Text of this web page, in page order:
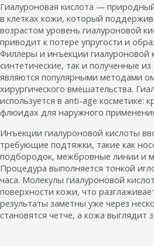
Гиалуроновая кислота —
в клетках кожи, который
возрастом уровень гиалуроновой
приводит к потере упругости и
Филлеры и инъекции гиалуроновой
синтетические, так и полученные
являются популярными методами
хирургического вмешательства.
используется в anti-age косметике:
флюидах для наружного
Инъекции гиалуроновой кислоты
требующие подтяжки, такие как
подбородок, межбровные линии и
Процедура выполняется тонкой
часа. Молекулы гиалуроновой
поверхности кожи, что
результаты заметны уже через
становятся четче, а кожа выглядит